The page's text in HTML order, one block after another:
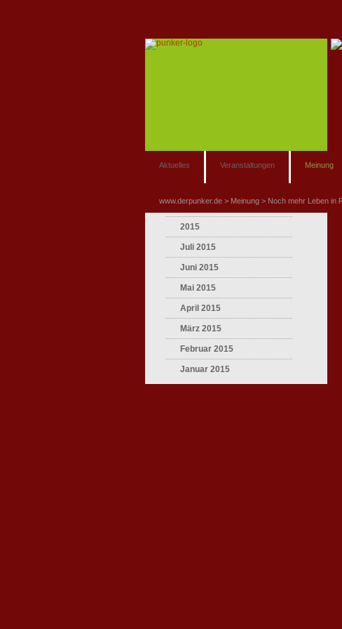
Aktuelles Veranstaltungen Meinung
www.derpunker.de Meinung Noch mehr Leben in
2015
Juli 2015
Juni 2015
Mai 2015
April 2015
März 2015
Februar 2015
Januar 2015